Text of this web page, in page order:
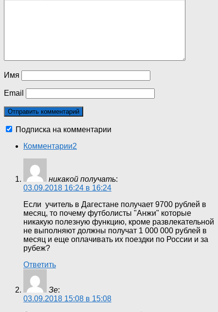
Имя
Email
Подписка на комментарии
Комментарии2
никакой получать:
03.09.2018 16:24 в 16:24
Если учитель в Дагестане получает 9700 рублей в
месяц, то почему футболисты "Анжи" которые
никакую полезную функцию, кроме развлекательной
не выполняют должны получат 1 000 000 рублей в
месяц и еще оплачивать их поездки по России и за
рубеж?
Ответить
Зе:
03.09.2018 15:08 в 15:08